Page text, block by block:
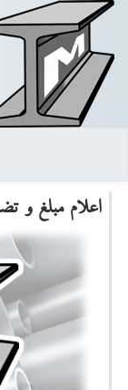
اعلام مبلغ و